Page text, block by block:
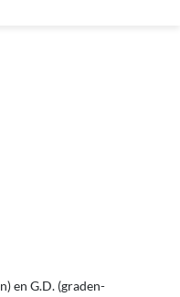
en G.D. (graden-